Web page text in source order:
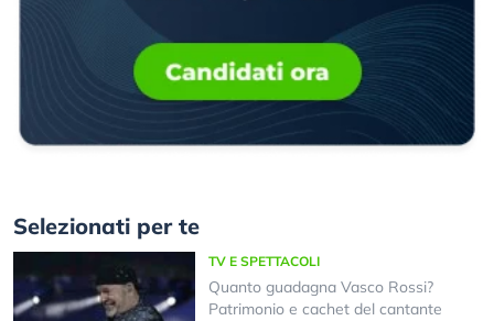
Selezionati per te
TV E SPETTACOLI
Quanto guadagna Vasco Rossi?
Patrimonio e cachet del cantante